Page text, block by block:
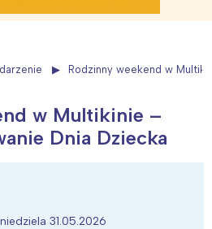
Rodzinny weekend w
w Multikinie –
Dnia Dziecka
31.05.2026